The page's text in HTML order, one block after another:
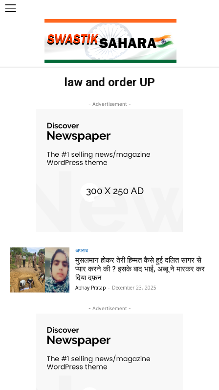
law and order UP
- Advertisement -
अपराध
मुसलमान होकर तेरी हिम्मत कैसे हुई दलित सागर से
प्यार करने की ? इसके बाद भाई, अब्बू ने मारकर कर
दिया दफ़न
Abhay Pratap - December 23, 2025
- Advertisement -